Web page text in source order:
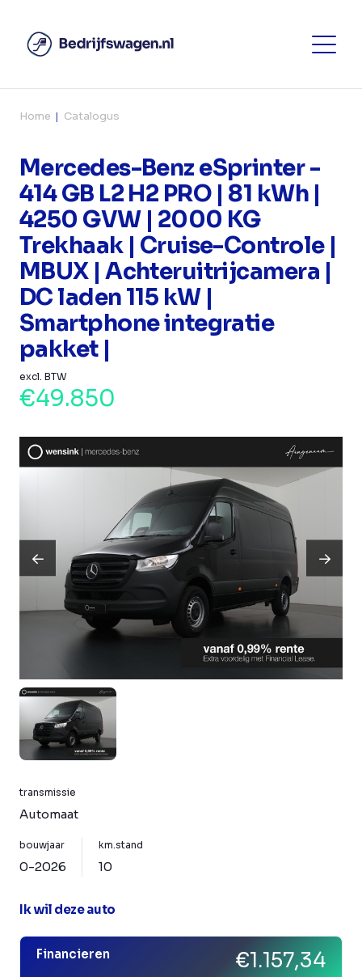
Home Catalogus
Mercedes-Benz eSprinter -
414 GB L2 H2 PRO | 81 kWh |
4250 GVW | 2000 KG
Trekhaak | Cruise-Controle |
MBUX | Achteruitrijcamera |
DC laden 115 kW |
Smartphone integratie
pakket |
excl. BTW
€49.850
transmissie
Automaat
bouwjaar
0-2026
km.stand
10
Ik wil deze auto
Financieren €1.157,34